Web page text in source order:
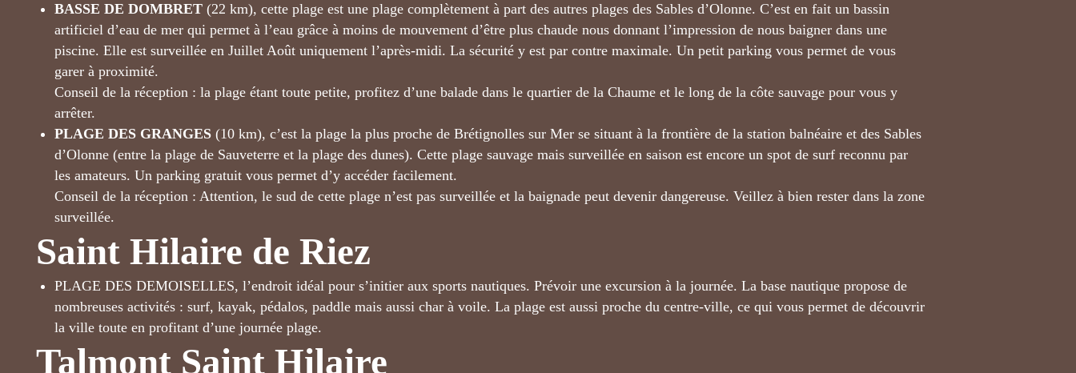
BASSE DE DOMBRET(22 km), cette plage est une plage complètement à part des autres plages des Sables d’Olonne. C’est en fait un bassin
artificiel d’eau de mer qui permet à l’eau grâce à moins de mouvement d’être plus chaude nous donnant l’impression de nous baigner dans une
piscine. Elle est surveillée en Juillet Août uniquement l’après-midi. La sécurité y est par contre maximale. Un petit parking vous permet de vous
garer à proximité.
Conseil de la réception : la plage étant toute petite, profitez d’une balade dans le quartier de la Chaume et le long de la côte sauvage pour vous y
arrêter.
PLAGE DES GRANGES(10 km), c’est la plage la plus proche de Brétignolles sur Mer se situant à la frontière de la station balnéaire et des Sables
d’Olonne (entre la plage de Sauveterre et la plage des dunes). Cette plage sauvage mais surveillée en saison est encore un spot de surf reconnu par
les amateurs. Un parking gratuit vous permet d’y accéder facilement.
Conseil de la réception : Attention, le sud de cette plage n’est pas surveillée et la baignade peut devenir dangereuse. Veillez à bien rester dans la zone
surveillée.
Saint Hilaire de Riez
PLAGE DES DEMOISELLES, l’endroit idéal pour s’initier aux sports nautiques. Prévoir une excursion à la journée. La base nautique propose de
nombreuses activités : surf, kayak, pédalos, paddle mais aussi char à voile. La plage est aussi proche du centre-ville, ce qui vous permet de découvrir
la ville toute en profitant d’une journée plage.
Talmont Saint Hilaire